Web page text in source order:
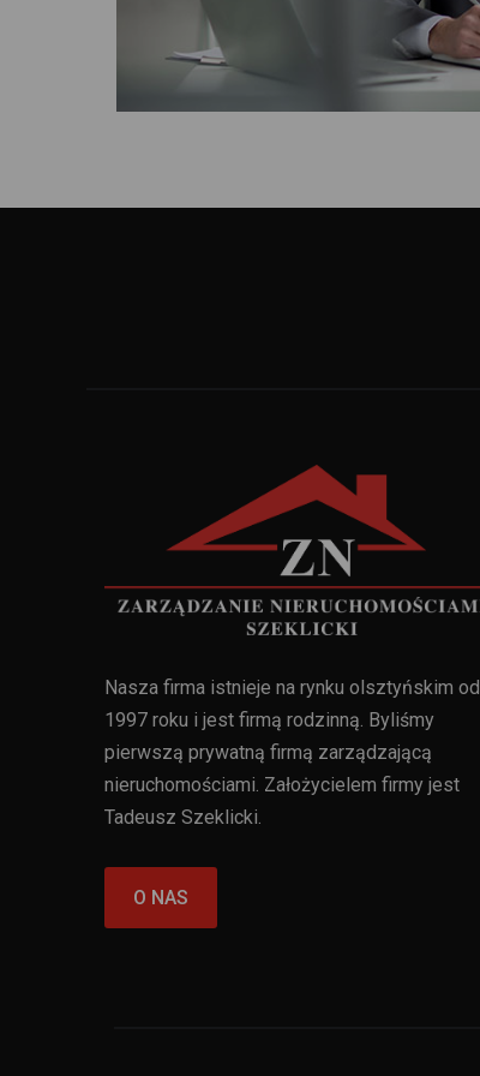
Nasza firma istnieje na rynku olsztyńskim od
1997 roku i jest firmą rodzinną. Byliśmy
pierwszą prywatną firmą zarządzającą
nieruchomościami. Założycielem firmy jest
Tadeusz Szeklicki.
O NAS